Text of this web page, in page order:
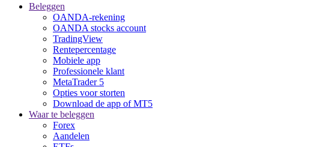
Beleggen
OANDA-rekening
OANDA stocks account
TradingView
Rentepercentage
Mobiele app
Professionele klant
MetaTrader 5
Opties voor storten
Download de app of MT5
Waar te beleggen
Forex
Aandelen